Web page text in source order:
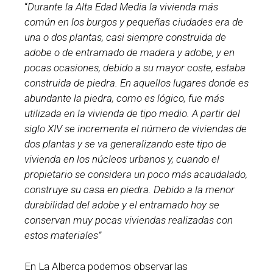
“Durante la Alta Edad Media la vivienda más
común en los burgos y pequeñas ciudades era de
una o dos plantas, casi siempre construida de
adobe o de entramado de madera y adobe, y en
pocas ocasiones, debido a su mayor coste, estaba
construida de piedra. En aquellos lugares donde es
abundante la piedra, como es lógico, fue más
utilizada en la vivienda de tipo medio. A partir del
siglo XIV se incrementa el número de viviendas de
dos plantas y se va generalizando este tipo de
vivienda en los núcleos urbanos y, cuando el
propietario se considera un poco más acaudalado,
construye su casa en piedra. Debido a la menor
durabilidad del adobe y el entramado hoy se
conservan muy pocas viviendas realizadas con
estos materiales”
En La Alberca podemos observar las